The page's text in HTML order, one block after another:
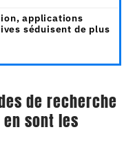
applications
séduisent de plus
de recherche
en sont les